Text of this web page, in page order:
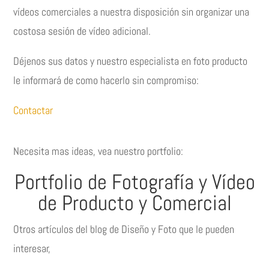
vídeos comerciales a nuestra disposición sin organizar una
costosa sesión de vídeo adicional.
Déjenos sus datos y nuestro especialista en foto producto
le informará de como hacerlo sin compromiso:
Contactar
Necesita mas ideas, vea nuestro portfolio:
Portfolio de Fotografía y Vídeo
de Producto y Comercial
Otros artículos del blog de Diseño y Foto que le pueden
interesar,